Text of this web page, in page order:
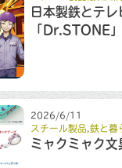
日本製鉄とテレ
「Dr.STONE
2026/6/11
スチール製品 ,鉄と暮
ミャクミャク